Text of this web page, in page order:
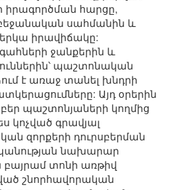
իրագործման հարցը,
սահմանին և
իրավիճակը:
ջանքերին և
պաշտոնական
է առաջ տանել խնդրի
Այդ օրերին
պաշտոնյաների կողմից
կոչված գրավյալ
զորքերի դուրսբերման
նախարար
տոնի առթիվ
շնորհավորական